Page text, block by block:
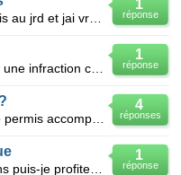
1
réponse
1
réponse
4
réponses
1
réponse